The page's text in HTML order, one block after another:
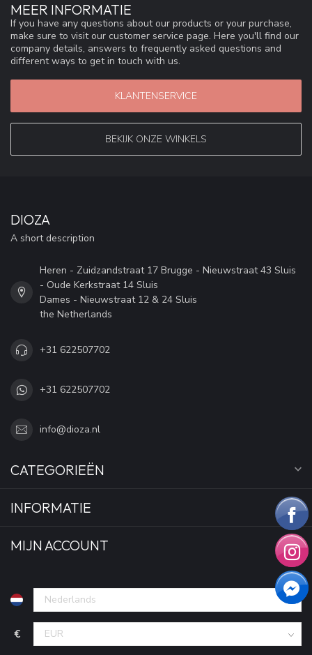
MEER INFORMATIE
If you have any questions about our products or your purchase,
make sure to visit our customer service page. Here you'll find our
company details, answers to frequently asked questions and
different ways to get in touch with us.
KLANTENSERVICE
BEKIJK ONZE WINKELS
DIOZA
A short description
Heren - Zuidzandstraat 17 Brugge - Nieuwstraat 43 Sluis
- Oude Kerkstraat 14 Sluis
Dames - Nieuwstraat 12 & 24 Sluis
the Netherlands
+31 622507702
+31 622507702
info@dioza.nl
CATEGORIEËN
INFORMATIE
MIJN ACCOUNT
€